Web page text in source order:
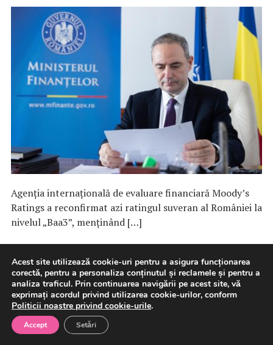
Agenția internațională de evaluare financiară Moody’s
Ratings a reconfirmat azi ratingul suveran al României la
nivelul „Baa3”, menținând […]
8 august 2026 Macroeconomie
Ministerul Energiei anunţă că a
emis o alertă timpurie către
Acest site utilizează cookie-uri pentru a asigura funcționarea
corectă, pentru a personaliza conținutul și reclamele și pentru a
analiza traficul. Prin continuarea navigării pe acest site, vă
exprimați acordul privind utilizarea cookie-urilor, conform
Politicii noastre privind cookie-urile.
Accept Setări